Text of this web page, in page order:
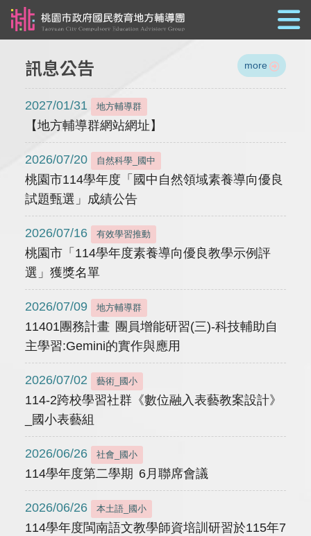
訊息公告 more
2027/01/31 地方輔導群
【地方輔導群網站網址】
2026/07/20 自然科學_國中
桃園市114學年度「國中自然領域素養導向優良
試題甄選」成績公告
2026/07/16 有效學習推動
桃園市「114學年度素養導向優良教學示例評
選」獲獎名單
2026/07/09 地方輔導群
11401團務計畫 團員增能研習(三)-科技輔助自
主學習:Gemini的實作與應用
2026/07/02 藝術_國小
114-2跨校學習社群《數位融入表藝教案設計》
_國小表藝組
2026/06/26 社會_國小
114學年度第二學期 6月聯席會議
2026/06/26 本土語_國小
114學年度閩南語文教學師資培訓研習於115年7